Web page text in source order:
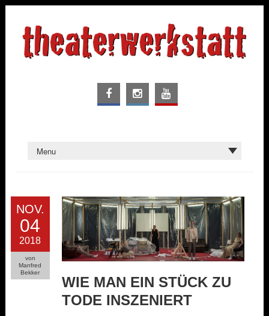
NOV.
04
2018
von
Manfred
Bekker
WIE MAN EIN STÜCK ZU
TODE INSZENIERT